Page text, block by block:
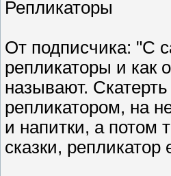
Репликаторы
От подписчика: "С
репликаторы и как
называют.
репликатором, на
и напитки, а потом
сказки,